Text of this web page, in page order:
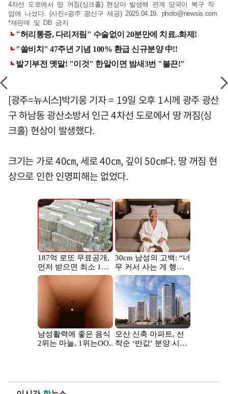
4차선 도로에서 땅 꺼짐(싱크홀) 현상이 발생해 관계 당국이 복구 작
업에 나섰다. (사진=광주 광산구 제공) 2025.04.19. photo@newsis.com
*재판매 및 DB 금지
[광주=뉴시스]박기웅 기자 = 19일 오후 1시께 광주 광산
구 하남동 광산소방서 인근 4차선 도로에서 땅 꺼짐(싱
크홀) 현상이 발생했다.
크기는 가로 40㎝, 세로 40㎝, 깊이 50㎝다. 땅 꺼짐 현
상으로 인한 인명피해는 없었다.